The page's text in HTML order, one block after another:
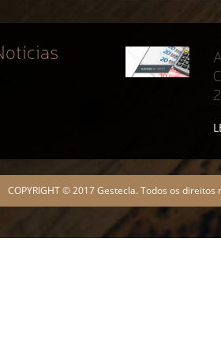
COPYRIGHT © 2017 Gestecla. Todos os